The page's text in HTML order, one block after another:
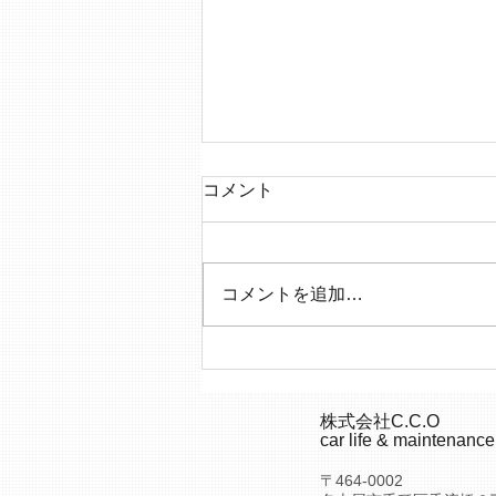
コメント
コメントを追加…
株式会社C.C.O
car life &
〒464-0002